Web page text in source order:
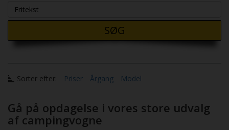
SØG
Sorter efter: Priser Årgang Model
Gå på opdagelse i vores store udvalg
af campingvogne